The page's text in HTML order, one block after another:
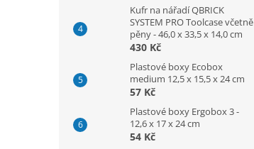
Kufr na nářadí QBRICK
SYSTEM PRO Toolcase včetně
pěny - 46,0 x 33,5 x 14,0 cm
430 Kč
Plastové boxy Ecobox
medium 12,5 x 15,5 x 24 cm
57 Kč
Plastové boxy Ergobox 3 -
12,6 x 17 x 24 cm
54 Kč